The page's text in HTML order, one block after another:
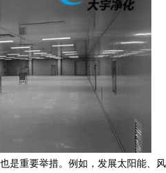
是重要举措。例如，发展太阳能、风